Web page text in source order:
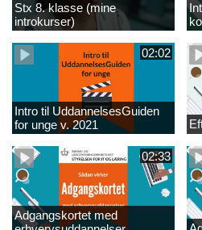
Stx 8. klasse (mine
introkurser)
02:02
Intro til UddannelsesGuiden
for unge v. 2021
02:33
Adgangskortet med